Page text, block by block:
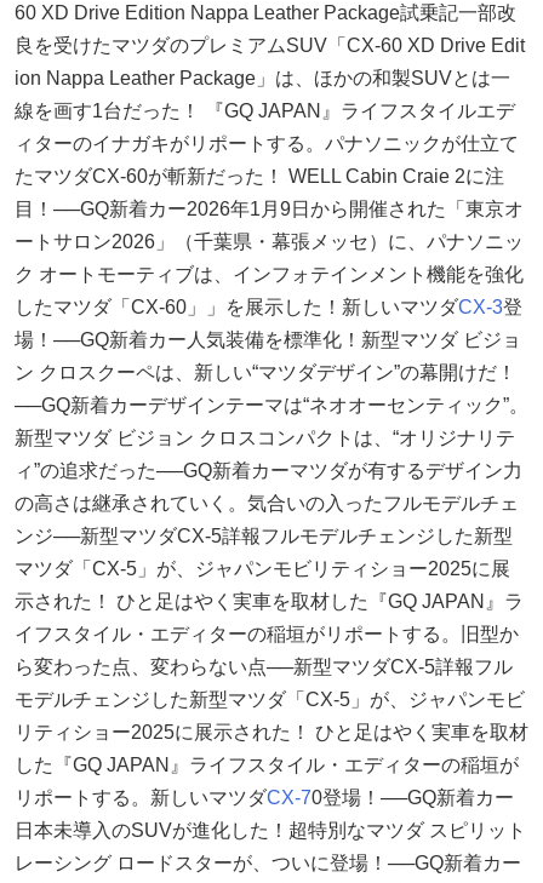
60 XD Drive Edition Nappa Leather Package試乗記一部改
良を受けたマツダのプレミアムSUV「CX-60 XD Drive Edit
ion Nappa Leather Package」は、ほかの和製SUVとは一
線を画す1台だった！ 『GQ JAPAN』ライフスタイルエデ
ィターのイナガキがリポートする。パナソニックが仕立て
たマツダCX-60が斬新だった！ WELL Cabin Craie 2に注
目！──GQ新着カー2026年1月9日から開催された「東京オ
ートサロン2026」（千葉県・幕張メッセ）に、パナソニッ
ク オートモーティブは、インフォテインメント機能を強化
したマツダ「CX-60」」を展示した！新しいマツダCX-3登
場！──GQ新着カー人気装備を標準化！新型マツダ ビジョ
ン クロスクーペは、新しい“マツダデザイン”の幕開けだ！
──GQ新着カーデザインテーマは“ネオオーセンティック”。
新型マツダ ビジョン クロスコンパクトは、“オリジナリテ
ィ”の追求だった──GQ新着カーマツダが有するデザイン力
の高さは継承されていく。気合いの入ったフルモデルチェ
ンジ──新型マツダCX-5詳報フルモデルチェンジした新型
マツダ「CX-5」が、ジャパンモビリティショー2025に展
示された！ ひと足はやく実車を取材した『GQ JAPAN』ラ
イフスタイル・エディターの稲垣がリポートする。旧型か
ら変わった点、変わらない点──新型マツダCX-5詳報フル
モデルチェンジした新型マツダ「CX-5」が、ジャパンモビ
リティショー2025に展示された！ ひと足はやく実車を取材
した『GQ JAPAN』ライフスタイル・エディターの稲垣が
リポートする。新しいマツダCX-70登場！──GQ新着カー
日本未導入のSUVが進化した！超特別なマツダ スピリット
レーシング ロードスターが、ついに登場！──GQ新着カー